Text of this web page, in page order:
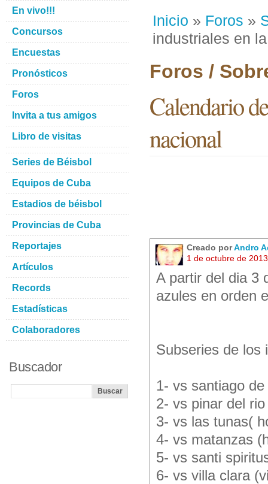
Inicio » Foros »
industriales en
Foros /
Calendario
nacional
Creado porAndro
1 de octubre de
A partir del dia 3
azules en orden
Subseries de los
1- vs santiago
2- vs pinar del
3- vs las tunas(
4- vs matanzas
5- vs santi
6- vs villa clara
En vivo!!!
Concursos
Encuestas
Pronósticos
Foros
Invita a tus amigos
Libro de visitas
Series de Béisbol
Equipos de Cuba
Estadios de béisbol
Provincias de Cuba
Reportajes
Artículos
Records
Estadísticas
Colaboradores
Buscador